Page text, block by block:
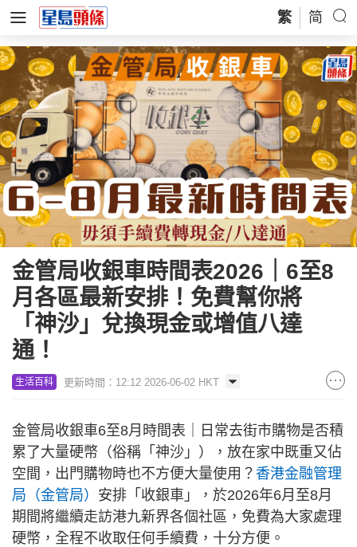
繁 简
金管局收銀車時間表2026｜6至8
月各區最新安排！免費幫你將
「神沙」兌換現金或增值八達
通！
生活百科 更新時間：12:12 2026-06-02 HKT
金管局收銀車6至8月時間表｜日常去街市購物是否積
累了大量硬幣（俗稱「神沙」），放在家中既重又佔
空間，出門購物時也不方便大量使用？ 香港金融管理
局（金管局） 安排「收銀車」，於2026年6月至8月
期間將繼續走訪港九新界各個社區，免費為大家處理
硬幣，全程不收取任何手續費，十分方便。